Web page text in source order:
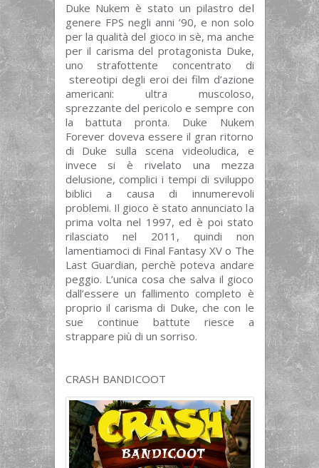
Duke Nukem è stato un pilastro del
genere FPS negli anni ’90, e non solo
per la qualità del gioco in sè, ma anche
per il carisma del protagonista Duke,
uno strafottente concentrato di
stereotipi degli eroi dei film d’azione
americani: ultra muscoloso,
sprezzante del pericolo e sempre con
la battuta pronta. Duke Nukem
Forever doveva essere il gran ritorno
di Duke sulla scena videoludica, e
invece si è rivelato una mezza
delusione, complici i tempi di sviluppo
biblici a causa di innumerevoli
problemi. Il gioco è stato annunciato la
prima volta nel 1997, ed è poi stato
rilasciato nel 2011, quindi non
lamentiamoci di Final Fantasy XV o The
Last Guardian, perchè poteva andare
peggio. L’unica cosa che salva il gioco
dall’essere un fallimento completo è
proprio il carisma di Duke, che con le
sue continue battute riesce a
strappare più di un sorriso.
CRASH BANDICOOT